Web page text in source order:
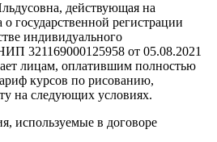
действующая на
о государственной регистрации
индивидуального
321169000125958 от 05.08.2021
лицам, оплатившим полностью
курсов по рисованию,
на следующих условиях.
используемые в договоре